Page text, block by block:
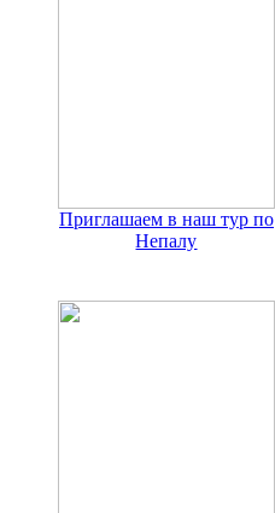
Приглашаем в наш тур по
Непалу